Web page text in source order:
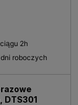
2h
roboczych
DTS301